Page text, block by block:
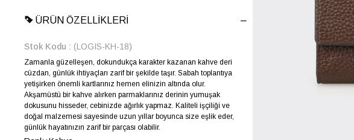
ÜRÜN ÖZELLIKLERI
Stok Kodu (LOGIS-KH-18)
Zamanla güzelleşen, dokundukça karakter kazanan kahve deri
cüzdan, günlük ihtiyaçları zarif bir şekilde taşır. Sabah toplantıya
yetişirken önemli kartlarınız hemen elinizin altında olur.
Akşamüstü bir kahve alırken parmaklarınız derinin yumuşak
dokusunu hisseder, cebinizde ağırlık yapmaz. Kaliteli işçiliği ve
doğal malzemesi sayesinde uzun yıllar boyunca size eşlik eder,
günlük hayatınızın zarif bir parçası olabilir.